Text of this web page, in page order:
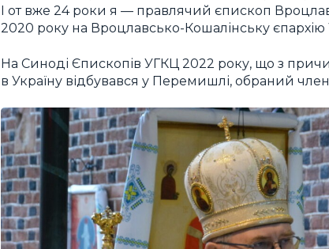
І от вже 24 роки я — правлячий єпископ
2020 року на Вроцлавсько-Кошалінську єпархію
На Синоді Єпископів УГКЦ 2022 року, що з
в Україну відбувався у Перемишлі, обраний